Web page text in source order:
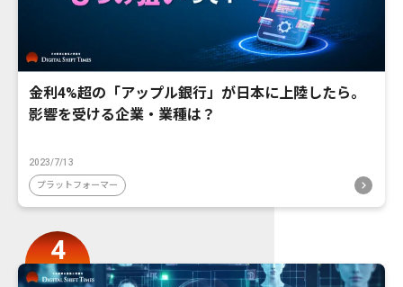
金利4%超の「アップル銀行」が日本に上陸したら。
影響を受ける企業・業種は？
2023/7/13
プラットフォーマー